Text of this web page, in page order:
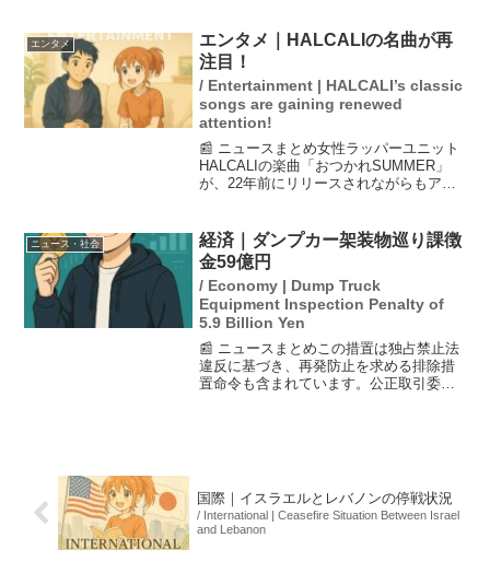
いと述べ、報道機関が脅迫で沈黙するこ
とは許されないとの...
エンタメ
エンタメ｜HALCALIの名曲が再
注目！
/ Entertainment | HALCALI’s classic
songs are gaining renewed
attention!
📰 ニュースまとめ女性ラッパーユニット
HALCALIの楽曲「おつかれSUMMER」
が、22年前にリリースされながらもアジ
アルバム「ハルカリベーコン」に収録さ
れており...
ニュース・社会
経済｜ダンプカー架装物巡り課徴
金59億円
/ Economy | Dump Truck
Equipment Inspection Penalty of
5.9 Billion Yen
📰 ニュースまとめこの措置は独占禁止法
違反に基づき、再発防止を求める排除措
置命令も含まれています。公正取引委員
国際｜イスラエルとレバノンの停戦状況
/ International | Ceasefire Situation Between Israel
and Lebanon